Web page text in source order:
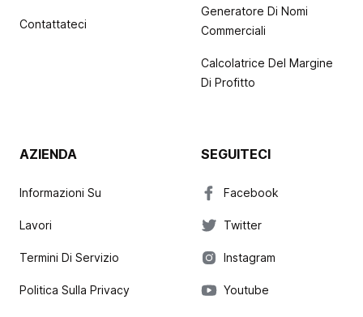
Contattateci
Generatore Di Nomi
Commerciali
Calcolatrice Del Margine
Di Profitto
AZIENDA
Informazioni Su
Lavori
Termini Di Servizio
Politica Sulla Privacy
SEGUITECI
Facebook
Twitter
Instagram
Youtube